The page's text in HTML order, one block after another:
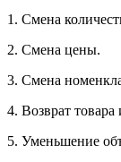
1. Смена
2. Смена цены.
3. Смена
4. Возврат
5. Уменьшение